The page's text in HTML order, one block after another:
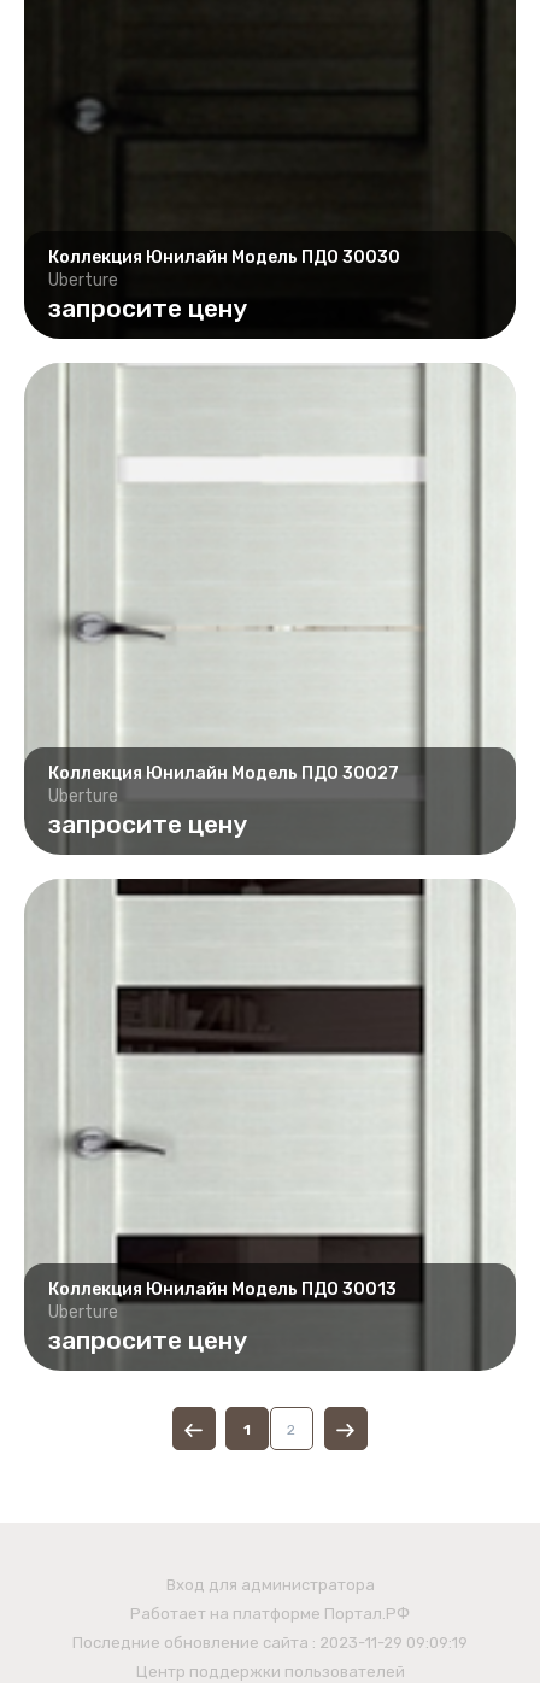
Коллекция Юнилайн Модель ПДО 30030
Uberture
запросите цену
Коллекция Юнилайн Модель ПДО 30027
Uberture
запросите цену
Коллекция Юнилайн Модель ПДО 30013
Uberture
запросите цену
1 2
Вход для администратора
Работает на платформе Портал.РФ
Последние обновление сайта : 2023-11-29 09:09:19
Центр поддержки пользователей